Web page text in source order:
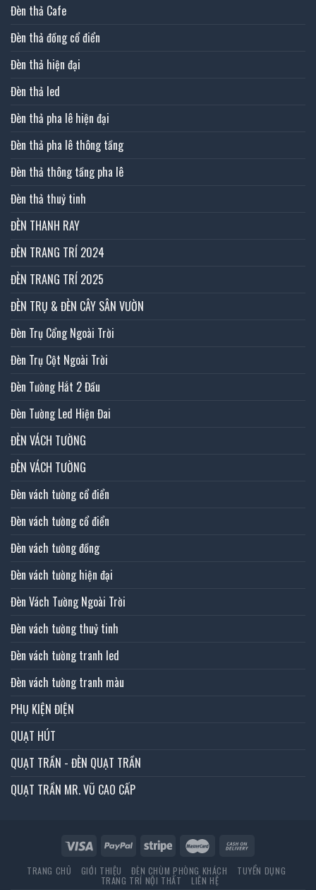
Đèn thả Cafe
Đèn thả đồng cổ điển
Đèn thả hiện đại
Đèn thả led
Đèn thả pha lê hiện đại
Đèn thả pha lê thông tầng
Đèn thả thông tầng pha lê
Đèn thả thuỷ tinh
ĐÈN THANH RAY
ĐÈN TRANG TRÍ 2024
ĐÈN TRANG TRÍ 2025
ĐÈN TRỤ & ĐÈN CÂY SÂN VƯỜN
Đèn Trụ Cổng Ngoài Trời
Đèn Trụ Cột Ngoài Trời
Đèn Tường Hắt 2 Đầu
Đèn Tường Led Hiện Đai
ĐÈN VÁCH TƯỜNG
ĐÈN VÁCH TƯỜNG
Đèn vách tường cổ điển
Đèn vách tường cổ điển
Đèn vách tường đồng
Đèn vách tường hiện đại
Đèn Vách Tường Ngoài Trời
Đèn vách tường thuỷ tinh
Đèn vách tường tranh led
Đèn vách tường tranh màu
PHỤ KIỆN ĐIỆN
QUẠT HÚT
QUẠT TRẦN - ĐÈN QUẠT TRẦN
QUẠT TRẦN MR. VŨ CAO CẤP
TRANG CHỦ GIỚI THIỆU ĐÈN CHÙM PHÒNG KHÁCH TUYỂN DỤNG
TRANG TRÍ NỘI THẤT LIÊN HỆ